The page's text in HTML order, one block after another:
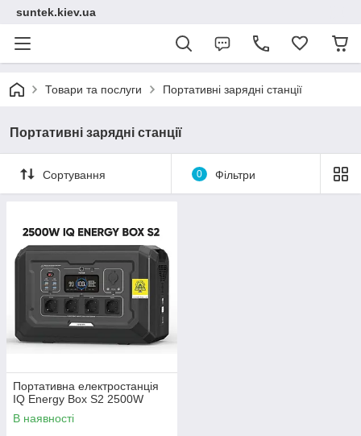
suntek.kiev.ua
Товари та послуги Портативні зарядні станції
Портативні зарядні станції
Сортування 0 Фільтри
Портативна електростанція
IQ Energy Box S2 2500W
В наявності